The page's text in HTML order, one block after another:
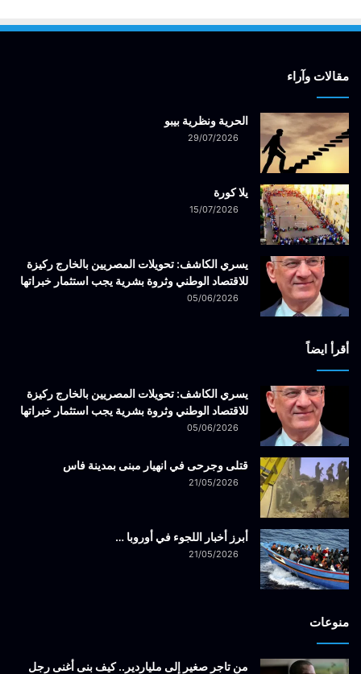
مقالات وآراء
الحرية ونظرية بيبو
29/07/2026
يلا كورة
15/07/2026
يسري الكاشف: تحويلات المصريين بالخارج ركيزة
للاقتصاد الوطني وثروة بشرية يجب استثمار خبراتها
05/06/2026
أقرأ ايضاً
يسري الكاشف: تحويلات المصريين بالخارج ركيزة
للاقتصاد الوطني وثروة بشرية يجب استثمار خبراتها
05/06/2026
قتلى وجرحى في انهيار مبنى بمدينة فاس
21/05/2026
أبرز أخبار اللجوء في أوروبا …
21/05/2026
منوعات
من تاجر صغير إلى ملياردير.. كيف بنى أغنى رجل